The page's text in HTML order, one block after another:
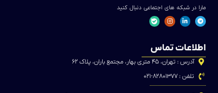
مارا در شبکه های اجتماعی دنبال کنید
اطلاعات تماس
آدرس : تهران، ۴۵ متری بهار، مجتمع باران، پلاک ۶۲
تلفن : ۸۲۸۰۱۳۷۷-۰۲۱